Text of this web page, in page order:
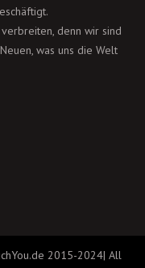
denn wir sind
was uns die Welt
2015-2024| All